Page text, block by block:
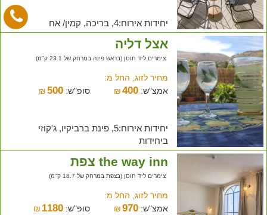
יחידות אירוח:4, בריכה, קמין/ אח
אצל דליה
צימרים ליד חוסן (בראש פינה במרחק של 23.1 ק"מ)
מחיר לזוג, החל מ:
אמצ"ש:
₪400 סופ"ש: ₪ 500
יחידות אירוח:5, פינת ברביקיו, ג'קוזי
ביחידות
the way inn צפת
צימרים ליד חוסן (בצפת במרחק של 18.7 ק"מ)
מחיר לזוג, החל מ:
אמצ"ש:
₪970 סופ"ש: ₪ 1180